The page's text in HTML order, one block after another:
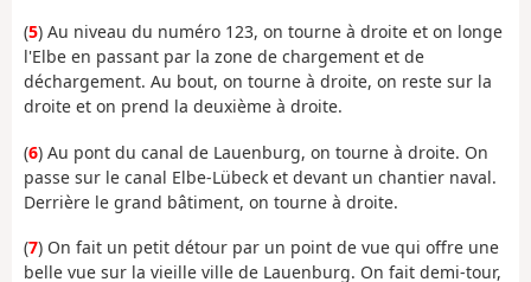
(5) Au niveau du numéro 123, on tourne à droite et on longe
l'Elbe en passant par la zone de chargement et de
déchargement. Au bout, on tourne à droite, on reste sur la
droite et on prend la deuxième à droite.
(6) Au pont du canal de Lauenburg, on tourne à droite. On
passe sur le canal Elbe-Lübeck et devant un chantier naval.
Derrière le grand bâtiment, on tourne à droite.
(7) On fait un petit détour par un point de vue qui offre une
belle vue sur la vieille ville de Lauenburg. On fait demi-tour,